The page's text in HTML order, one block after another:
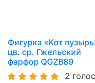
Фигурка «Кот
цв. ср. Гжельский
фарфор QGZB89
2